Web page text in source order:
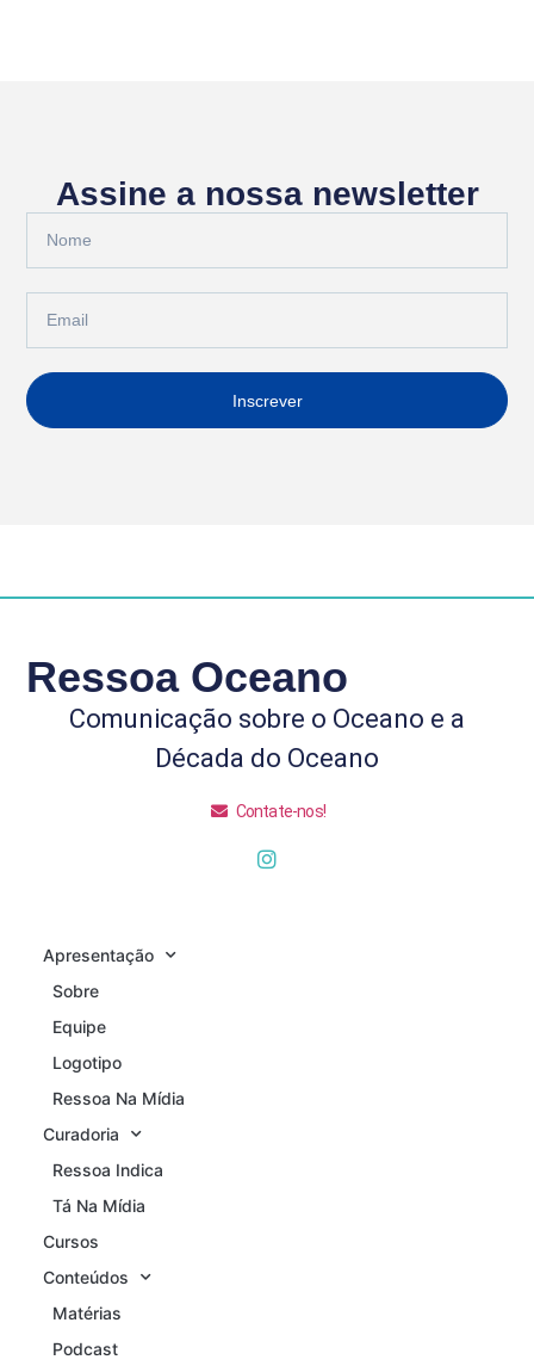
Assine a nossa newsletter
Inscrever
Ressoa Oceano
Comunicação sobre o Oceano e a
Década do Oceano
Contate-nos!
Apresentação
Sobre
Equipe
Logotipo
Ressoa Na Mídia
Curadoria
Ressoa Indica
Tá Na Mídia
Cursos
Conteúdos
Matérias
Podcast